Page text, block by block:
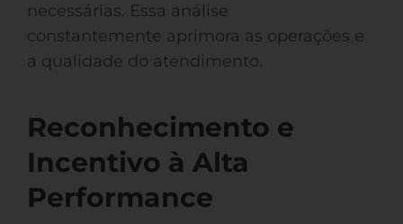
necessárias. Essa análise
constantemente aprimora as operações e
a qualidade do atendimento.
Reconhecimento e
Incentivo à Alta
Performance